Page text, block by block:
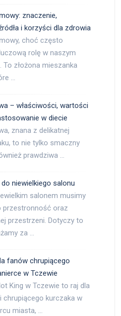
znaczenie,
i korzyści dla zdrowia
choć często
rolę w naszym
złożona mieszanka
…
– właściwości, wartości
w diecie
znana z delikatnej
to nie tylko smaczny
prawdziwa …
do niewielkiego salonu
salonem musimy
przestronność oraz
przestrzeni. Dotyczy to
za …
fanów chrupiącego
w Tczewie
King w Tczewie to raj dla
chrupiącego kurczaka w
miasta, …